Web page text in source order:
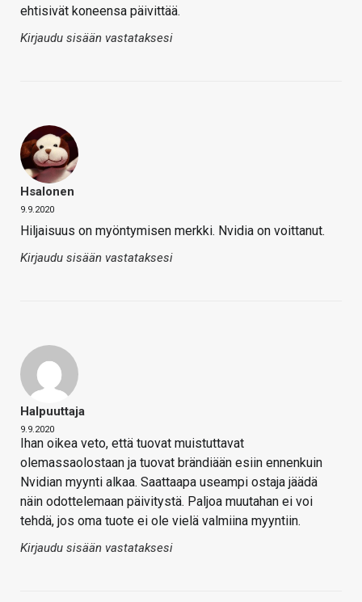
ehtisivät koneensa päivittää.
Kirjaudu sisään vastataksesi
Hsalonen
9.9.2020
Hiljaisuus on myöntymisen merkki. Nvidia on voittanut.
Kirjaudu sisään vastataksesi
Halpuuttaja
9.9.2020
Ihan oikea veto, että tuovat muistuttavat
olemassaolostaan ja tuovat brändiään esiin ennenkuin
Nvidian myynti alkaa. Saattaapa useampi ostaja jäädä
näin odottelemaan päivitystä. Paljoa muutahan ei voi
tehdä, jos oma tuote ei ole vielä valmiina myyntiin.
Kirjaudu sisään vastataksesi